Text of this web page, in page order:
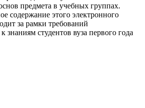
предмета в учебных группах.
содержание этого электронного
за рамки требований
знаниям студентов вуза первого года